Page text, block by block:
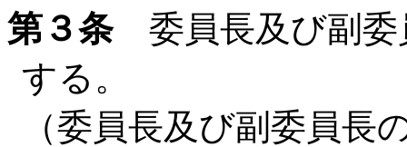
第３条委員長及び副委
する。
（委員長及び副委員長